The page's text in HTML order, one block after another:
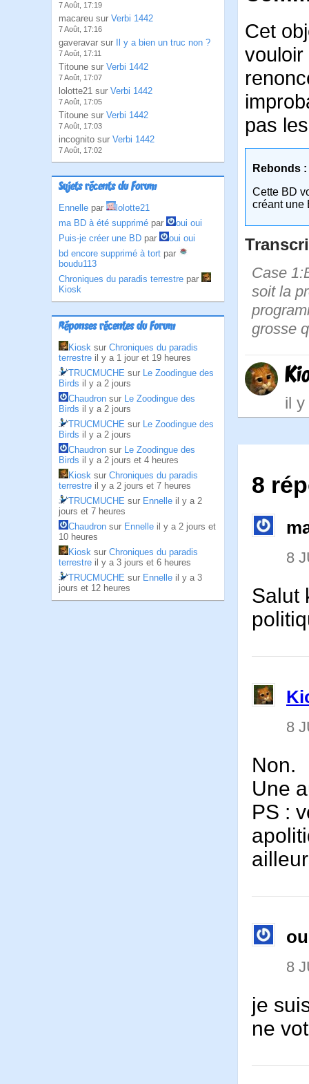
7 Août, 17:19
macareu sur Verbi 1442
7 Août, 17:16
gaveravar sur Il y a bien un truc non ?
7 Août, 17:11
Titoune sur Verbi 1442
7 Août, 17:07
lolotte21 sur Verbi 1442
7 Août, 17:05
Titoune sur Verbi 1442
7 Août, 17:03
incognito sur Verbi 1442
7 Août, 17:02
Sujets récents du Forum
Ennelle par
lolotte21
ma BD à été supprimé par
oui oui
Puis-je créer une BD par
oui oui
bd encore supprimé à tort par
boudu113
Chroniques du paradis terrestre par
Kiosk
Réponses récentes du Forum
Kiosk sur Chroniques du paradis
terrestre il y a 1 jour et 19 heures
TRUCMUCHE sur Le Zoodingue des
Birds il y a 2 jours
Chaudron sur Le Zoodingue des
Birds il y a 2 jours
TRUCMUCHE sur Le Zoodingue des
Birds il y a 2 jours
Chaudron sur Le Zoodingue des
Birds il y a 2 jours et 4 heures
Kiosk sur Chroniques du paradis
terrestre il y a 2 jours et 7 heures
TRUCMUCHE sur Ennelle il y a 2
jours et 7 heures
Chaudron sur Ennelle il y a 2 jours et
10 heures
Kiosk sur Chroniques du paradis
terrestre il y a 3 jours et 6 heures
TRUCMUCHE sur Ennelle il y a 3
jours et 12 heures
Cet
vouloir
pas
Rebonds :
Cette BD
créant une
Case
soit la
grosse
il
8
8
Salut
8
Non.
Une
PS :
8
je
ne